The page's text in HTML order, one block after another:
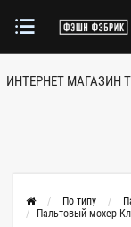
ИНТЕРНЕТ МАГАЗИН
По типу
Пальтовый мохер